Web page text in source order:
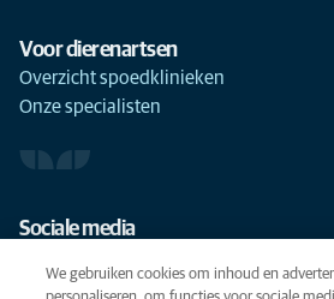
Voor dierenartsen
Overzicht spoedklinieken
Onze specialisten
Sociale media
We gebruiken cookies om inhoud en